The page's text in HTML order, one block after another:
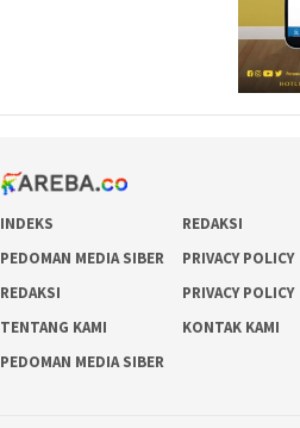
INDEKS REDAKSI
PEDOMAN MEDIA SIBER
PRIVACY POLICY
REDAKSI
PRIVACY POLICY
TENTANG KAMI
KONTAK KAMI
PEDOMAN MEDIA SIBER